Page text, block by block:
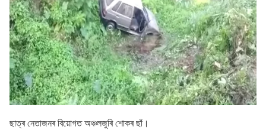
ছাত্ৰ নেতাজনৰ বিয়োগত অঞ্চলজুৰি শোকৰ ছাঁ।